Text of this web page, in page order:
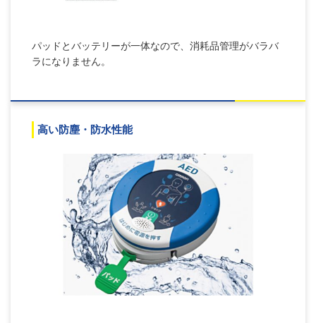
パッドとバッテリーが一体なので、消耗品管理がバラバ
ラになりません。
高い防塵・防水性能